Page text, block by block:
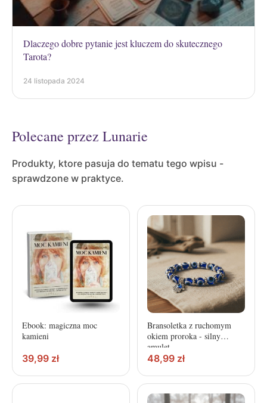
Dlaczego dobre pytanie jest kluczem do skutecznego
Tarota?
24 listopada 2024
Polecane przez Lunarie
Produkty, ktore pasuja do tematu tego wpisu -
sprawdzone w praktyce.
Ebook: magiczna moc
kamieni
39,99 zł
Bransoletka z ruchomym
okiem proroka - silny
amulet
48,99 zł